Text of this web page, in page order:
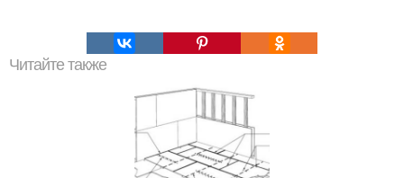
Читайте также